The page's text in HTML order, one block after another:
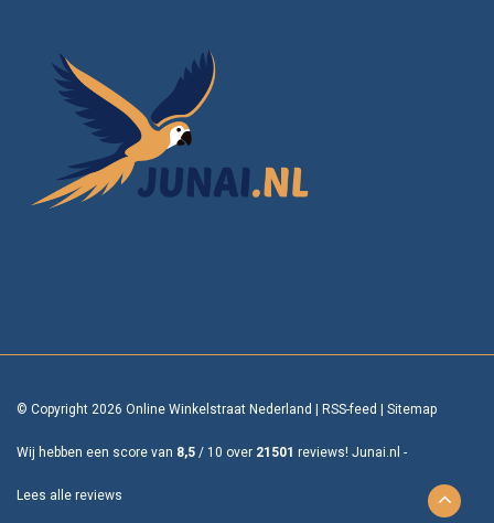
© Copyright 2026 Online Winkelstraat Nederland RSS-feed Sitemap
Wij hebben een score van 8,5 / 10 over 21501 reviews! Junai.nl -
Lees alle reviews